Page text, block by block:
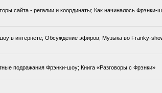
сайта - регалии и координаты; Как начиналось Фрэнки-
в интернете; Обсуждение эфиров; Музыка во Franky-
подражания Фрэнки-шоу; Книга «Разговоры с Фрэнки»